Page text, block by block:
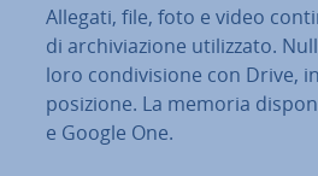
Allegati, file, foto e video
di ar­chi­via­zio­ne uti­liz­za­to.
loro con­di­vi­sio­ne con Drive,
posizione. La memoria
e Google One.